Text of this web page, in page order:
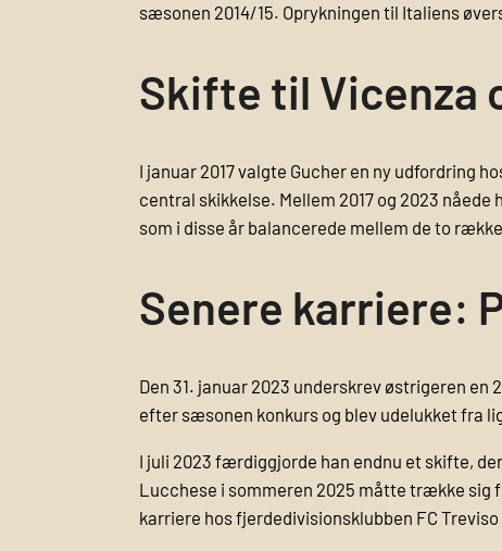
sæsonen 2014/15. Oprykningen til Italiens
Skifte til Vicenza
I januar 2017 valgte Gucher en ny udfordring
central skikkelse. Mellem 2017 og 2023
som i disse år balancerede mellem de to
Senere karriere:
Den 31. januar 2023 underskrev østrigeren
efter sæsonen konkurs og blev udelukket fra
I juli 2023 færdiggjorde han endnu et skifte,
Lucchese i sommeren 2025 måtte trække sig
karriere hos fjerde­divisionsklubben FC